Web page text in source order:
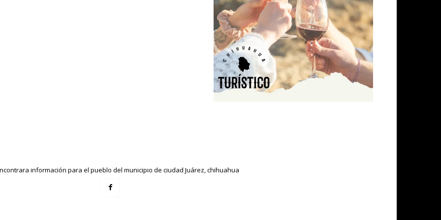
información para el pueblo del municipio de ciudad Juárez, chihuahua